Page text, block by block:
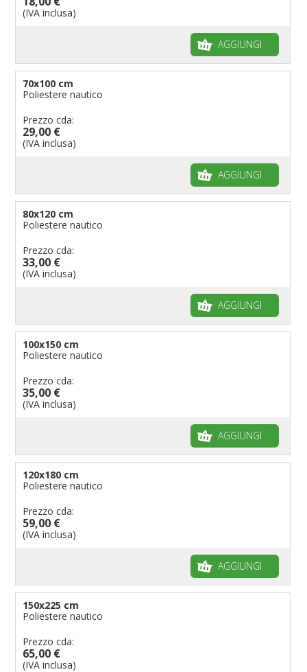
(IVA inclusa)
AGGIUNGI
70x100 cm
Poliestere nautico
Prezzo cda:
29,00 €
(IVA inclusa)
AGGIUNGI
80x120 cm
Poliestere nautico
Prezzo cda:
33,00 €
(IVA inclusa)
AGGIUNGI
100x150 cm
Poliestere nautico
Prezzo cda:
35,00 €
(IVA inclusa)
AGGIUNGI
120x180 cm
Poliestere nautico
Prezzo cda:
59,00 €
(IVA inclusa)
AGGIUNGI
150x225 cm
Poliestere nautico
Prezzo cda:
65,00 €
(IVA inclusa)